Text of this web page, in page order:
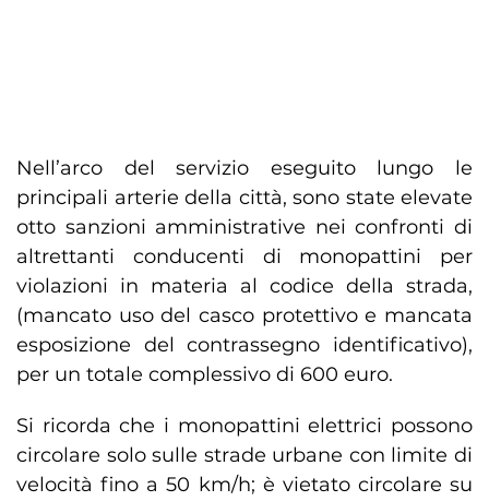
Nell’arco del servizio eseguito lungo le
principali arterie della città, sono state elevate
otto sanzioni amministrative nei confronti di
altrettanti conducenti di monopattini per
violazioni in materia al codice della strada,
(mancato uso del casco protettivo e mancata
esposizione del contrassegno identificativo),
per un totale complessivo di 600 euro.
Si ricorda che i monopattini elettrici possono
circolare solo sulle strade urbane con limite di
velocità fino a 50 km/h; è vietato circolare su